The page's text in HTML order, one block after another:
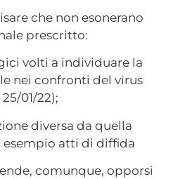
che non esonerano
prescritto:
volti a individuare la
nei confronti del virus
01/22);
diversa da quella
esempio atti di diffida
comunque, opporsi